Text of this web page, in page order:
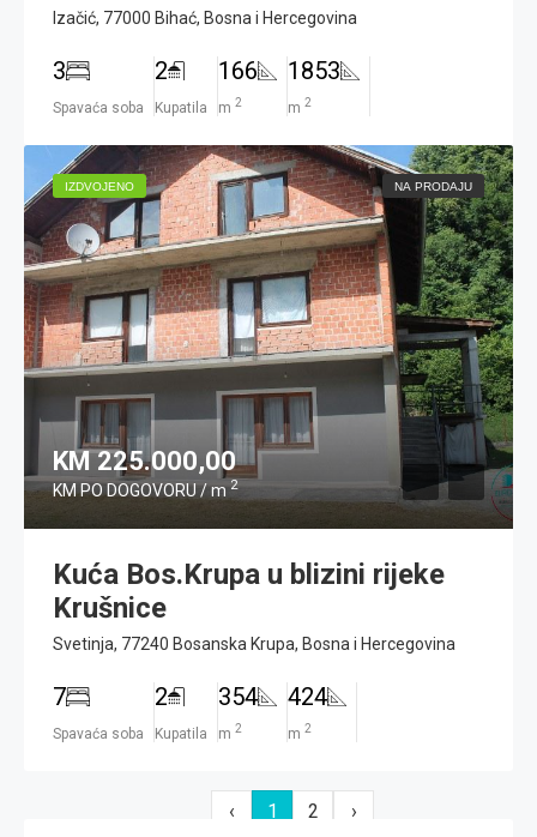
Izačić, 77000 Bihać, Bosna i Hercegovina
3
Spavaća soba
2
Kupatila
166
m 2
1853
m 2
IZDVOJENO NA PRODAJU
KM 225.000,00
KM PO DOGOVORU / m2
Kuća Bos.Krupa u blizini rijeke
Krušnice
Svetinja, 77240 Bosanska Krupa, Bosna i Hercegovina
7
Spavaća soba
2
Kupatila
354
m 2
424
m 2
‹ 1 2 ›